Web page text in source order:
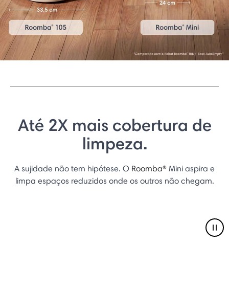
Até 2X mais cobertura de
limpeza.
A sujidade não tem hipótese. O Roomba® Mini aspira e
limpa espaços reduzidos onde os outros não chegam.